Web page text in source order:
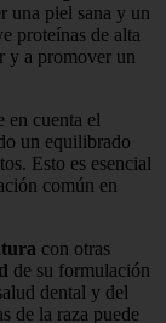
una piel sana y un
proteínas de alta
y a promover un
en cuenta el
un equilibrado
Esto es esencial
común en
con otras
de su formulación
dental y del
de la raza puede